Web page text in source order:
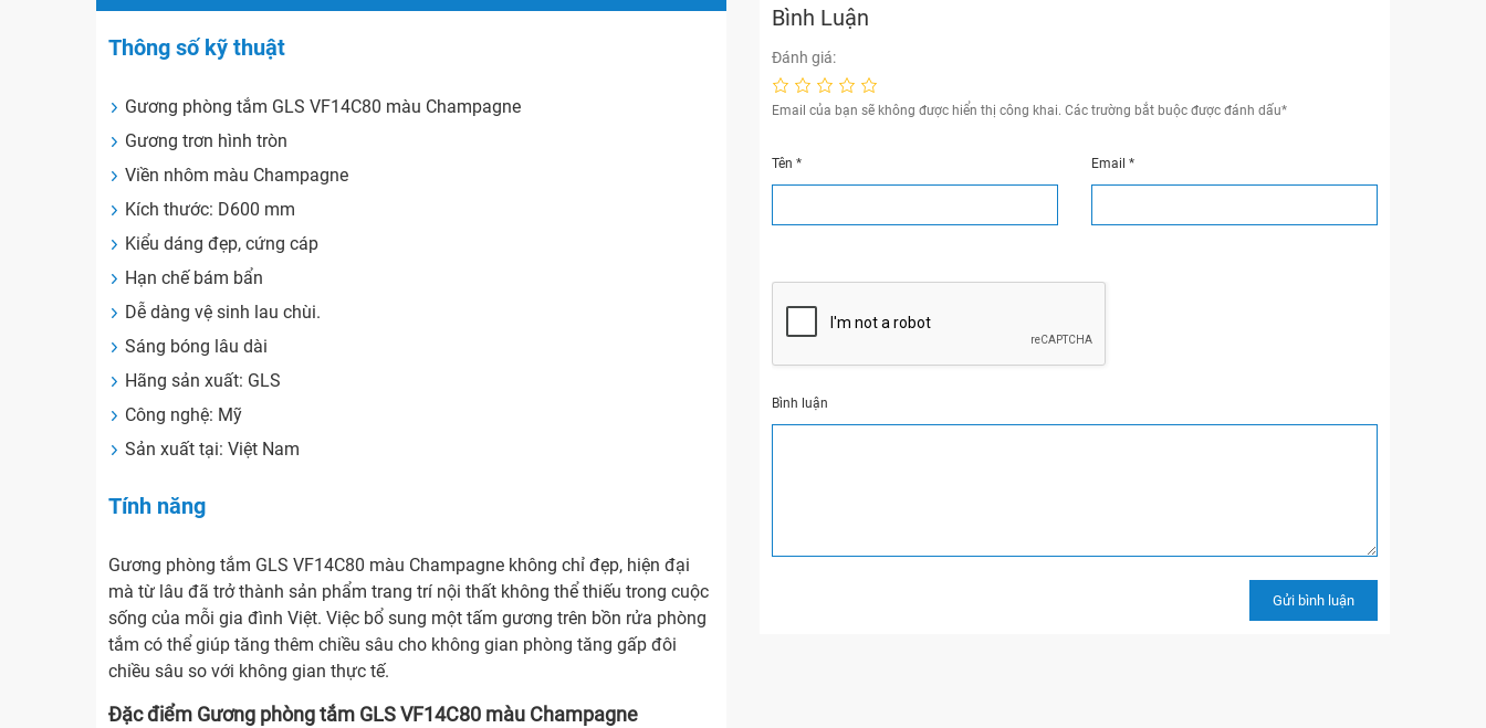
Thông số kỹ thuật
Gương phòng tắm GLS VF14C80 màu Champagne
Gương trơn hình tròn
Viền nhôm màu Champagne
Kích thước: D600 mm
Kiểu dáng đẹp, cứng cáp
Hạn chế bám bẩn
Dễ dàng vệ sinh lau chùi.
Sáng bóng lâu dài
Hãng sản xuất: GLS
Công nghệ: Mỹ
Sản xuất tại: Việt Nam
Tính năng
Gương phòng tắm GLS VF14C80 màu Champagne không chỉ đẹp, hiện đại
mà từ lâu đã trở thành sản phẩm trang trí nội thất không thể thiếu trong cuộc
sống của mỗi gia đình Việt. Việc bổ sung một tấm gương trên bồn rửa phòng
tắm có thể giúp tăng thêm chiều sâu cho không gian phòng tăng gấp đôi
chiều sâu so với không gian thực tế.
Đặc điểm Gương phòng tắm GLS VF14C80 màu Champagne
Bình Luận
Đánh giá:
Email của bạn sẽ không được hiển thị công khai. Các trường bắt buộc được đánh dấu*
Tên* Email *
Bình luận